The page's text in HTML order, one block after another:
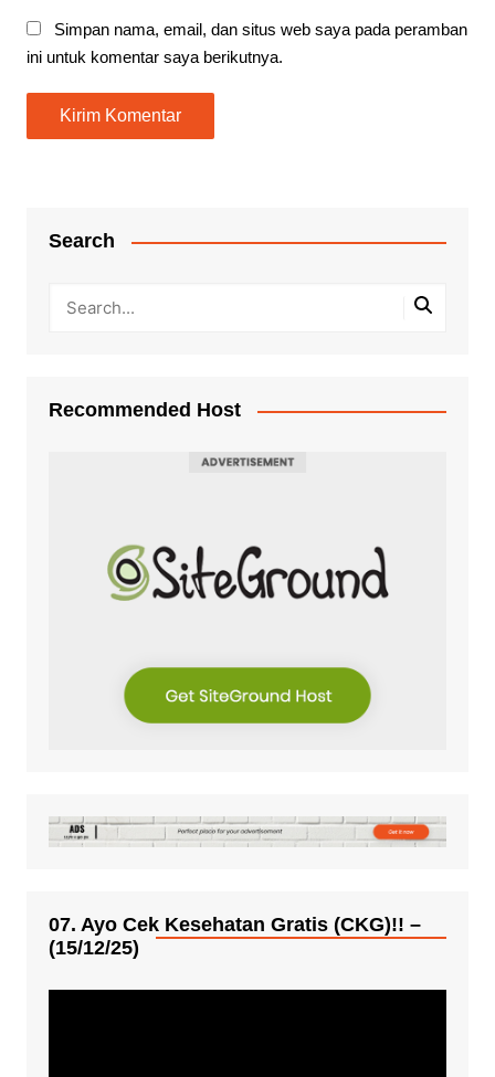
Simpan nama, email, dan situs web saya pada peramban
ini untuk komentar saya berikutnya.
Search
Recommended Host
07. Ayo Cek Kesehatan Gratis (CKG)!! –
(15/12/25)